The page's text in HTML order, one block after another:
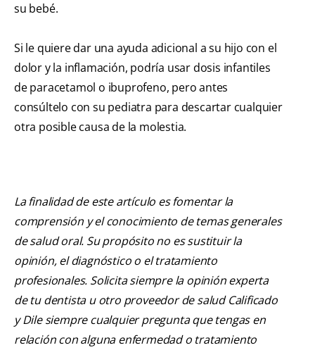
su bebé.
Si le quiere dar una ayuda adicional a su hijo con el
dolor y la inflamación, podría usar dosis infantiles
de paracetamol o ibuprofeno, pero antes
consúltelo con su pediatra para descartar cualquier
otra posible causa de la molestia.
La finalidad de este artículo es fomentar la
comprensión y el conocimiento de temas generales
de salud oral. Su propósito no es sustituir la
opinión, el diagnóstico o el tratamiento
profesionales. Solicita siempre la opinión experta
de tu dentista u otro proveedor de salud Calificado
y Dile siempre cualquier pregunta que tengas en
relación con alguna enfermedad o tratamiento